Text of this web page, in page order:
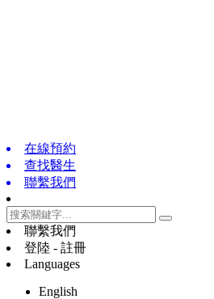
在線預約
查找醫生
聯繫我們
聯繫我們
登陸 - 註冊
Languages
English